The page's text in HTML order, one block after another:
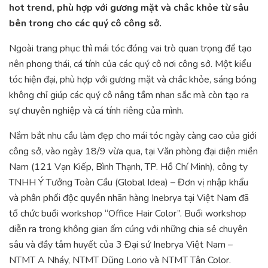
hot trend, phù hợp với gương mặt và chắc khỏe từ sâu
bên trong cho các quý cô công sở.
Ngoài trang phục thì mái tóc đóng vai trò quan trọng để tạo
nên phong thái, cá tính của các quý cô nơi công sở. Một kiểu
tóc hiện đại, phù hợp với gương mặt và chắc khỏe, sáng bóng
không chỉ giúp các quý cô nâng tầm nhan sắc mà còn tạo ra
sự chuyên nghiệp và cá tính riêng của mình.
Nắm bắt nhu cầu làm đẹp cho mái tóc ngày càng cao của giới
công sở, vào ngày 18/9 vừa qua, tại Văn phòng đại diện miền
Nam (121 Vạn Kiếp, Bình Thạnh, TP. Hồ Chí Minh), công ty
TNHH Ý Tưởng Toàn Cầu (Global Idea) – Đơn vị nhập khẩu
và phân phối độc quyền nhãn hàng Inebrya tại Việt Nam đã
tổ chức buổi workshop “Office Hair Color”. Buổi workshop
diễn ra trong không gian ấm cúng với những chia sẻ chuyên
sâu và đầy tâm huyết của 3 Đại sứ Inebrya Việt Nam –
NTMT A Nháy, NTMT Dũng Lorio và NTMT Tân Color.